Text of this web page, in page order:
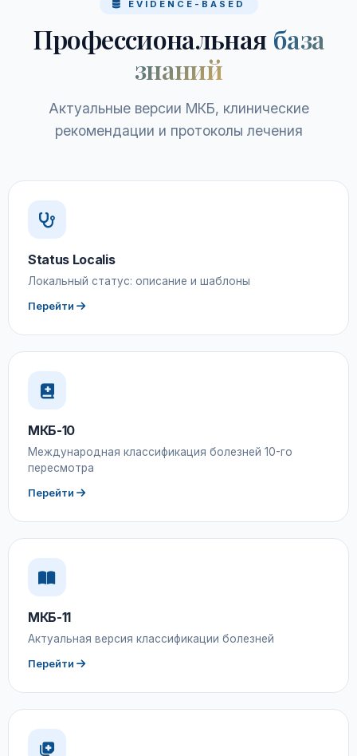
EVIDENCE-BASED
Профессиональная база
знаний
Актуальные версии МКБ, клинические
рекомендации и протоколы лечения
Status Localis
Локальный статус: описание и шаблоны
Перейти
МКБ-10
Международная классификация болезней 10-го
пересмотра
Перейти
МКБ-11
Актуальная версия классификации болезней
Перейти